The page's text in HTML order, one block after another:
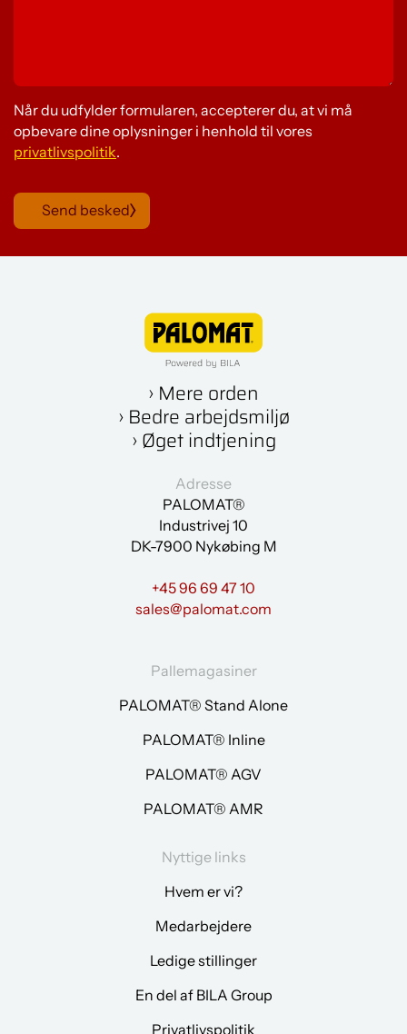
Når du udfylder formularen, accepterer du, at vi må
opbevare dine oplysninger i henhold til vores
privatlivspolitik.
Send besked
› Mere orden
› Bedre arbejdsmiljø
› Øget indtjening
Adresse
PALOMAT®
Industrivej 10
DK-7900 Nykøbing M
+45 96 69 47 10
sales@palomat.com
Pallemagasiner
PALOMAT® Stand Alone
PALOMAT® Inline
PALOMAT® AGV
PALOMAT® AMR
Nyttige links
Hvem er vi?
Medarbejdere
Ledige stillinger
En del af BILA Group
Privatlivspolitik